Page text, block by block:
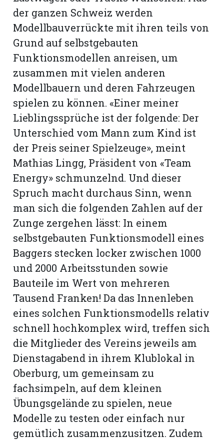
der ganzen Schweiz werden
Modellbauverrückte mit ihren teils von
Grund auf selbstgebauten
Funktionsmodellen anreisen, um
zusammen mit vielen anderen
Modellbauern und deren Fahrzeugen
spielen zu können. «Einer meiner
Lieblingssprüche ist der folgende: Der
Unterschied vom Mann zum Kind ist
der Preis seiner Spielzeuge», meint
Mathias Lingg, Präsident von «Team
Energy» schmunzelnd. Und dieser
Spruch macht durchaus Sinn, wenn
man sich die folgenden Zahlen auf der
Zunge zergehen lässt: In einem
selbstgebauten Funktionsmodell eines
Baggers stecken locker zwischen 1000
und 2000 Arbeitsstunden sowie
Bauteile im Wert von mehreren
Tausend Franken! Da das Innenleben
eines solchen Funktionsmodells relativ
schnell hochkomplex wird, treffen sich
die Mitglieder des Vereins jeweils am
Dienstagabend in ihrem Klublokal in
Oberburg, um gemeinsam zu
fachsimpeln, auf dem kleinen
Übungsgelände zu spielen, neue
Modelle zu testen oder einfach nur
gemütlich zusammenzusitzen. Zudem